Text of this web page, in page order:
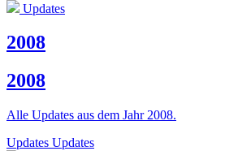
Updates
2008
2008
Alle Updates aus dem Jahr 2008.
Updates Updates